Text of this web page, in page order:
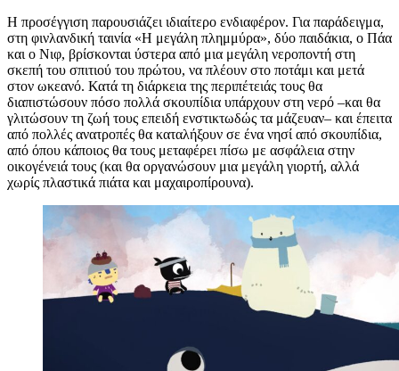
Η προσέγγιση παρουσιάζει ιδιαίτερο ενδιαφέρον. Για παράδειγμα,
στη φινλανδική ταινία «Η μεγάλη πλημμύρα», δύο παιδάκια, ο Πάα
και ο Νιφ, βρίσκονται ύστερα από μια μεγάλη νεροποντή στη
σκεπή του σπιτιού του πρώτου, να πλέουν στο ποτάμι και μετά
στον ωκεανό. Κατά τη διάρκεια της περιπέτειάς τους θα
διαπιστώσουν πόσο πολλά σκουπίδια υπάρχουν στη νερό –και θα
γλιτώσουν τη ζωή τους επειδή ενστικτωδώς τα μάζευαν– και έπειτα
από πολλές ανατροπές θα καταλήξουν σε ένα νησί από σκουπίδια,
από όπου κάποιος θα τους μεταφέρει πίσω με ασφάλεια στην
οικογένειά τους (και θα οργανώσουν μια μεγάλη γιορτή, αλλά
χωρίς πλαστικά πιάτα και μαχαιροπίρουνα).